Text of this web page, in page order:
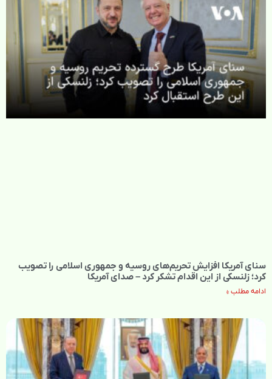
سنای آمریکا افزایش تحریم‌های روسیه و جمهوری اسلامی را تصویب
کرد؛ زلنسکی از این اقدام تشکر کرد – صدای آمریکا
ادامه مطلب »